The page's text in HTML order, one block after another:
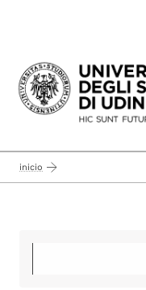
Passa al
inicio